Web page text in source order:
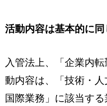
活動内容は基本的に同
入管法上、「企業内
動内容は、「技術・人
国際業務」に該当す